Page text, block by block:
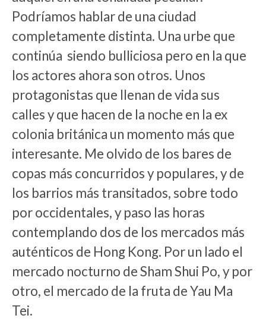
Podríamos hablar de una ciudad
completamente distinta. Una urbe que
continúa siendo bulliciosa pero en la que
los actores ahora son otros. Unos
protagonistas que llenan de vida sus
calles y que hacen de la noche en la ex
colonia británica un momento más que
interesante. Me olvido de los bares de
copas más concurridos y populares, y de
los barrios más transitados, sobre todo
por occidentales, y paso las horas
contemplando dos de los mercados más
auténticos de Hong Kong. Por un lado el
mercado nocturno de Sham Shui Po, y por
otro, el mercado de la fruta de Yau Ma
Tei.